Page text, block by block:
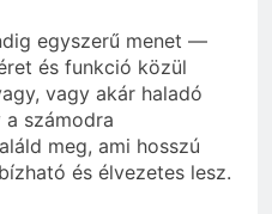
egyszerű menet —
és funkció közül
vagy akár haladó
számodra
meg, ami hosszú
és élvezetes lesz.